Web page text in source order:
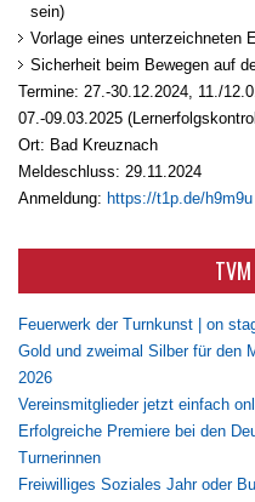
sein)
Vorlage eines unterzeichneten
Sicherheit beim Bewegen auf
Termine: 27.-30.12.2024, 11./
07.-09.03.2025
Ort: Bad Kreuznach
Meldeschluss: 29.11.2024
Anmeldung: https://t1p.de/h9m9u
Feuerwerk der Turnkunst | on
Gold und zweimal Silber für den
2026
Vereinsmitglieder jetzt einfach
Erfolgreiche Premiere bei den
Turnerinnen
Freiwilliges Soziales Jahr oder